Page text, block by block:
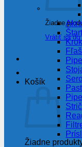
Žiadne
Vrátiť sa do
Košík
Žiadne